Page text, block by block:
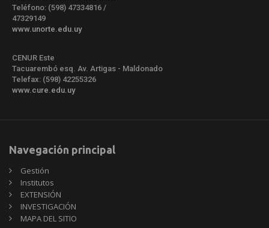
Teléfono: (598) 47334816 /
47329149
www.unorte.edu.uy
CENUR Este
Tacuarembó esq. Av. Artigas - Maldonado
Telefax: (598) 42255326
www.cure.edu.uy
Navegación principal
Gestión
Institutos
EXTENSIÓN
INVESTIGACIÓN
MAPA DEL SITIO